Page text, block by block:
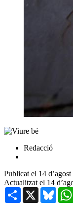
Redacció
Publicat el 14
Actualitzat el 14
Share X